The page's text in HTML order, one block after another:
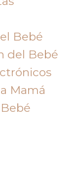
Bebé
del Bebé
Mamá